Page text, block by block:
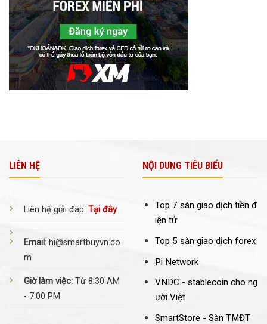
LIÊN HỆ
Liên hệ giải đáp: Tại đây
Email: hi@smartbuyvn.co
m
Giờ làm việc: Từ 8:30 AM
- 7:00 PM
NỘI DUNG TIÊU BIỂU
Top 7 sàn giao dịch tiền đ
iện tử
Top 5 sàn giao dịch forex
Pi Network
VNDC - stablecoin cho ng
ười Việt
SmartStore - Sàn TMĐT